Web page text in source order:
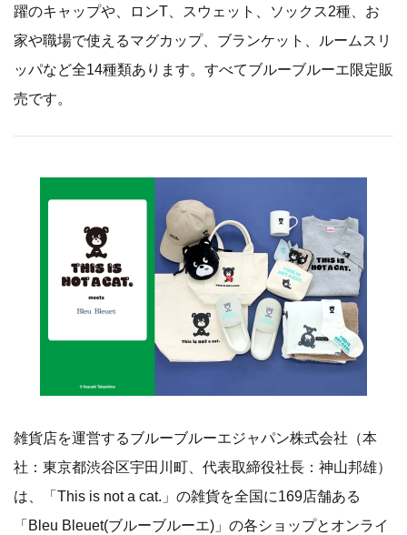
躍のキャップや、ロンT、スウェット、ソックス2種、お
家や職場で使えるマグカップ、ブランケット、ルームスリ
ッパなど全14種類あります。すべてブルーブルーエ限定販
売です。
雑貨店を運営するブルーブルーエジャパン株式会社（本
社：東京都渋谷区宇田川町、代表取締役社長：神山邦雄）
は、「This is not a cat.」の雑貨を全国に169店舗ある
「Bleu Bleuet(ブルーブルーエ)」の各ショップとオンライ